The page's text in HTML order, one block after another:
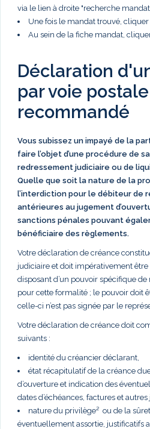
via le lien à droite "recherche
Une fois le mandat trouvé,
Au sein de la fiche mandat,
Déclaration
par voie
recommandé
Vous subissez un impayé de la
faire l’objet d’une procédure de
redressement judiciaire ou de
Quelle que soit la nature de la
l’interdiction pour le débiteur de
antérieures au jugement
sanctions pénales pouvant
bénéficiaire des règlements.
Votre déclaration de créance
judiciaire et doit impérativement
disposant d’un pouvoir spécifique
pour cette formalité ; le pouvoir doit
celle-ci n’est pas signée par le
Votre déclaration de créance doit
suivants :
identité du créancier déclarant,
état récapitulatif de la créance
d’ouverture et indication des
dates d’échéances, factures et
nature du privilège² ou de la
éventuellement assortie, justificatifs